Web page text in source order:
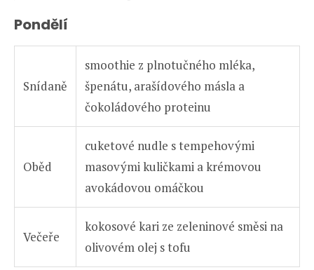
Pondělí
Snídaně
smoothie z plnotučného mléka,
špenátu, arašídového másla a
čokoládového proteinu
Oběd
cuketové nudle s tempehovými
masovými kuličkami a krémovou
avokádovou omáčkou
Večeře
kokosové kari ze zeleninové směsi na
olivovém olej s tofu